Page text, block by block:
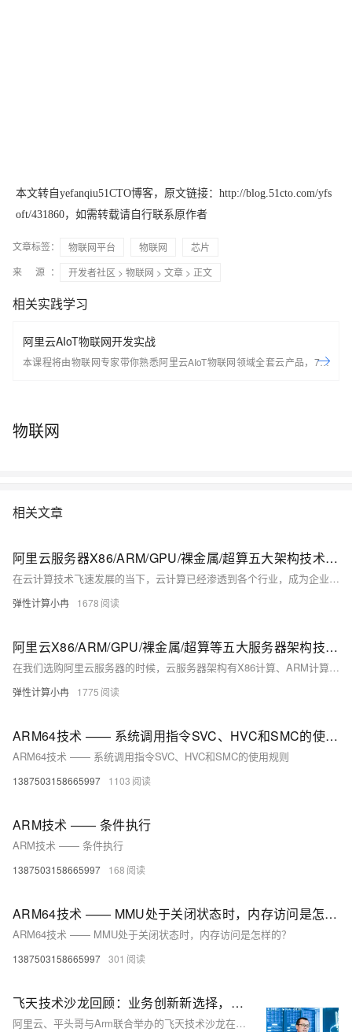
本文转自yefanqiu51CTO博客，原文链接： http://blog.51cto.com/yfs
oft/431860，如需转载请自行联系原作者
文章标签： 物联网平台 物联网
芯片
来 源：
开发者社区 > 物联网 > 文章 > 正文
相关实践学习
阿里云AIoT物联网开发实战
本课程将由物联网专家带你熟悉阿里云AIoT物联网领域全套云产品，7天
https://linkwan.console.aliyun.com/service-open
物联网
相关文章
阿里云服务器X86/ARM/GPU/裸金属/超算五大架构技术特点、场景适配参考
在云计算技术飞速发展的当下，云计算已经渗透到各个行业，成为企业数字化转型的关键驱动力。选择合适的云服务器架构对于提升业务效率、降低成本至关重要。阿里云提供了多样化的云服务器架构选择，包括X86计算、ARM计算、GPU/FPGA/ASIC、弹性裸金属服务器以及高性能计算等。本文将深入解析这些架构的特点、优势及适用场景，以供大家了解和选择参考。
弹性计算小冉 1678
阿里云X86/ARM/GPU/裸金属/超算等五大服务器架构技术特点、场景适配与选型策略
在我们选购阿里云服务器的时候，云服务器架构有X86计算、ARM计算、GPU/FPGA/ASIC、弹性裸金属服务器、高性能计算可选，有的用户并不清楚他们之间有何区别。本文将深入解析这些架构的特点、优势及适用场景，帮助用户更好地根据实际需求做出选择。
弹性计算小冉 1775
ARM64技术 —— 系统调用指令SVC、HVC和SMC的使用规则
ARM64技术 —— 系统调用指令SVC、HVC和SMC的使用规则
1387503158665997 1103
ARM技术 —— 条件执行
ARM技术 —— 条件执行
1387503158665997 168
ARM64技术 —— MMU处于关闭状态时，内存访问是怎样的？
ARM64技术 —— MMU处于关闭状态时，内存访问是怎样的？
1387503158665997 301
飞天技术沙龙回顾：业务创新新选择，倚天Arm架构深入探讨
阿里云、平头哥与Arm联合举办的飞天技术沙龙在上海举行，聚焦Arm Neoverse核心优势和倚天710计算实例在大数据、视频领域的应用。活动中，专家解读了倚天710的性能提升和成本效益，强调了CIPU云原生基础设施处理器的角色，以及如何通过软件优化实现资源池化和稳定性平衡。实例展示在视频编码和大数据处理上的性能提升分别达到80%和70%的性价比优化。沙龙吸引众多企业代表参与，促进技术交流与实践解决方案的探讨。